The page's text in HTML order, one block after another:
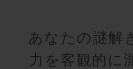
あなたの謎解
力を客観的に